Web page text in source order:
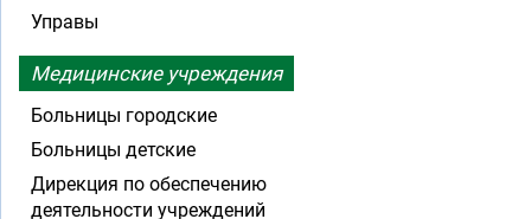
Управы
Медицинские учреждения
Больницы городские
Больницы детские
Дирекция по обеспечению
деятельности учреждений